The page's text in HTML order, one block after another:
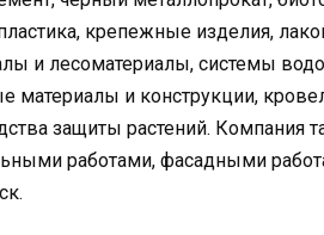
крепежные изделия,
и лесоматериалы, системы
материалы и конструкции,
защиты растений. Компания
работами, фасадными